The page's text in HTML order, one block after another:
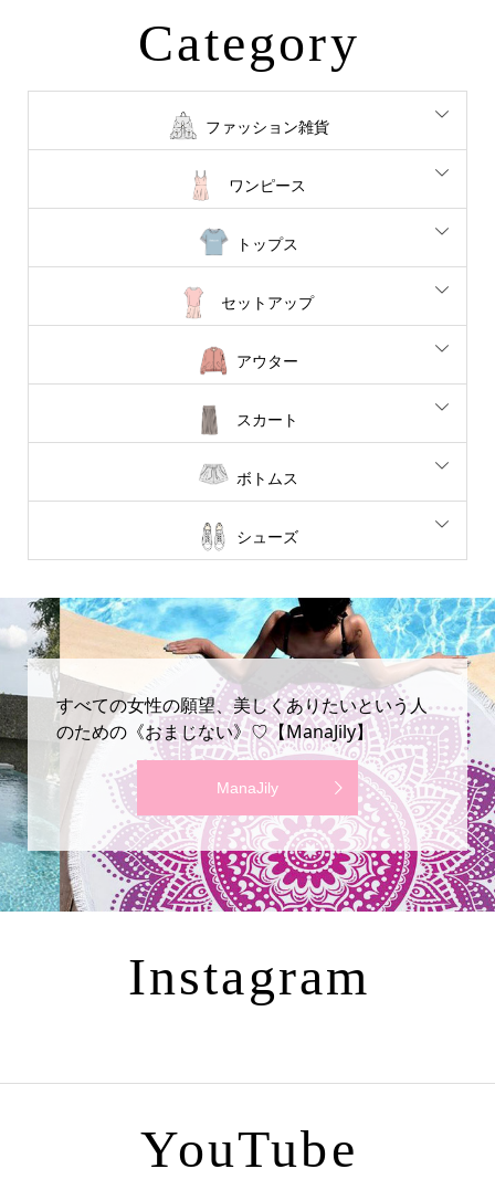
Category
ファッション雑貨
ワンピース
トップス
セットアップ
アウター
スカート
ボトムス
シューズ
すべての女性の願望、美しくありたいという人
のための《おまじない》♡【ManaJily】
ManaJily
Instagram
YouTube